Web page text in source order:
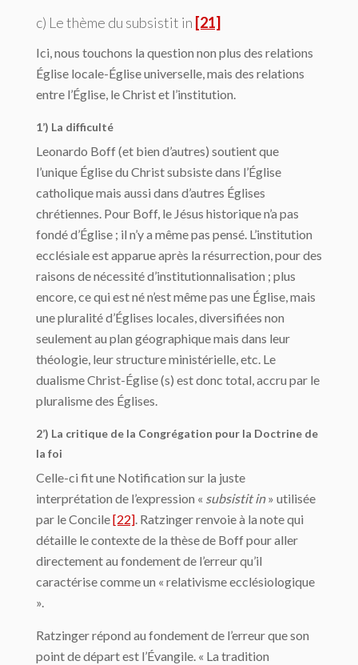
c) Le thème du subsistit in [21]
Ici, nous touchons la question non plus des relations
Église locale-Église universelle, mais des relations
entre l’Église, le Christ et l’institution.
1’) La difficulté
Leonardo Boff (et bien d’autres) soutient que
l’unique Église du Christ subsiste dans l’Église
catholique mais aussi dans d’autres Églises
chrétiennes. Pour Boff, le Jésus historique n’a pas
fondé d’Église ; il n’y a même pas pensé. L’institution
ecclésiale est apparue après la résurrection, pour des
raisons de nécessité d’institutionnalisation ; plus
encore, ce qui est né n’est même pas une Église, mais
une pluralité d’Églises locales, diversifiées non
seulement au plan géographique mais dans leur
théologie, leur structure ministérielle, etc. Le
dualisme Christ-Église (s) est donc total, accru par le
pluralisme des Églises.
2’) La critique de la Congrégation pour la Doctrine de
la foi
Celle-ci fit une Notification sur la juste
interprétation de l’expression « subsistit in» utilisée
par le Concile[22]. Ratzinger renvoie à la note qui
détaille le contexte de la thèse de Boff pour aller
directement au fondement de l’erreur qu’il
caractérise comme un « relativisme ecclésiologique
».
Ratzinger répond au fondement de l’erreur que son
point de départ est l’Évangile. « La tradition